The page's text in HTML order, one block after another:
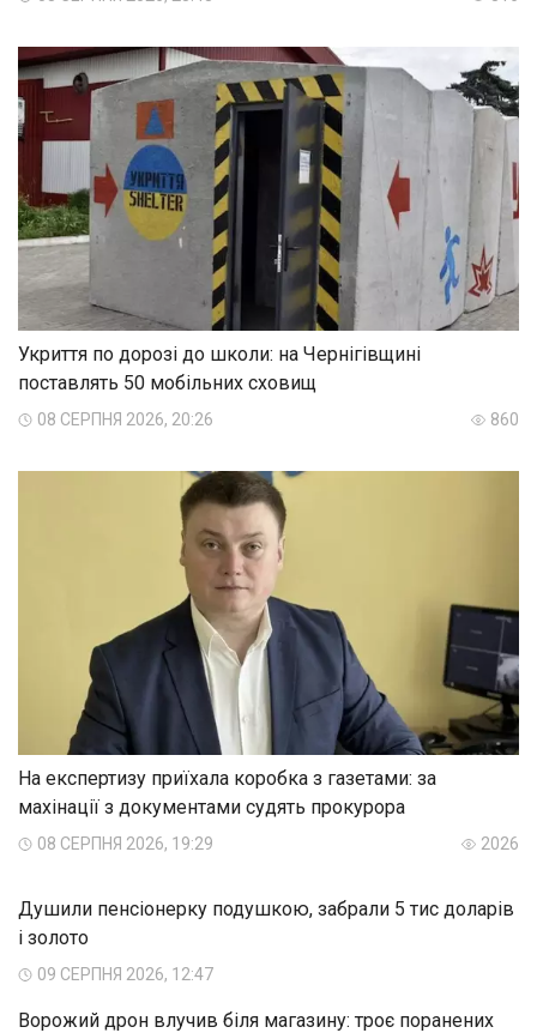
Укриття по дорозі до школи: на Чернігівщині
поставлять 50 мобільних сховищ
08 СЕРПНЯ 2026, 20:26 860
На експертизу приїхала коробка з газетами: за
махінації з документами судять прокурора
08 СЕРПНЯ 2026, 19:29 2026
Душили пенсіонерку подушкою, забрали 5 тис доларів
і золото
09 СЕРПНЯ 2026, 12:47
Ворожий дрон влучив біля магазину: троє поранених